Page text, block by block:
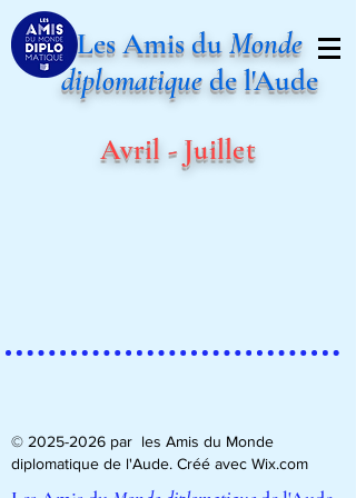
Les Amis duMonde
diplomatiquede l'Aude
Avril - Juillet
© 2025-2026 par les Amis du Monde
diplomatique de l'Aude. Créé avec Wix.com